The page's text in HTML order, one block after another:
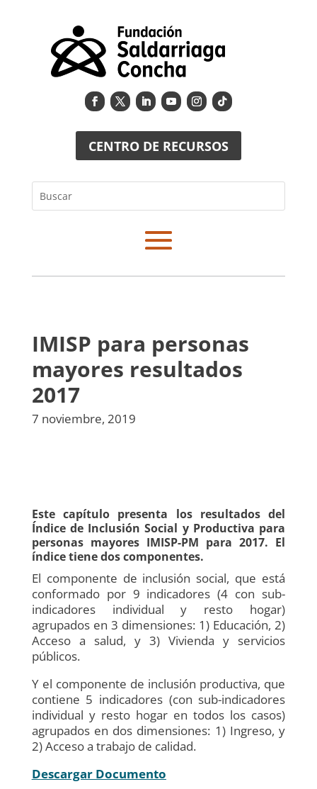
CENTRO DE RECURSOS
Buscar
IMISP para personas
mayores resultados
2017
7 noviembre, 2019
Este capítulo presenta los resultados del
Índice de Inclusión Social y Productiva para
personas mayores IMISP-PM para 2017. El
índice tiene dos componentes.
El componente de inclusión social, que está
conformado por 9 indicadores (4 con sub-
indicadores individual y resto hogar)
agrupados en 3 dimensiones: 1) Educación, 2)
Acceso a salud, y 3) Vivienda y servicios
públicos.
Y el componente de inclusión productiva, que
contiene 5 indicadores (con sub-indicadores
individual y resto hogar en todos los casos)
agrupados en dos dimensiones: 1) Ingreso, y
2) Acceso a trabajo de calidad.
Descargar Documento